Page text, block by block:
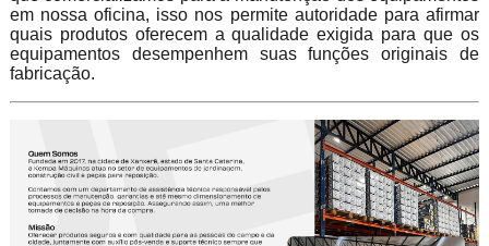
em nossa oficina, isso nos permite autoridade para afirmar
quais produtos oferecem a qualidade exigida para que os
equipamentos desempenhem suas funções originais de
fabricação.